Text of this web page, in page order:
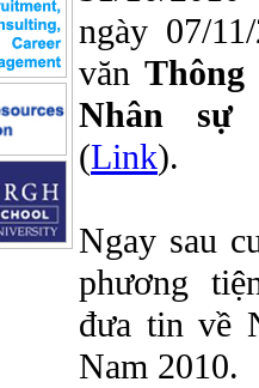
ngày 07/
vănThông
Nhân sự
(Link).
Ngay sau
phương
đưa tin về
Nam 2010.